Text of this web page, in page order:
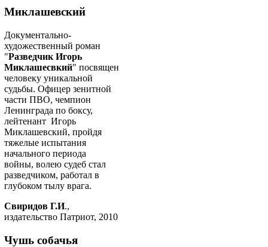
Миклашевский
Документально-
художественный роман
"Разведчик Игорь
Миклашесвкий" посвящен
человеку уникальной
судьбы. Офицер зенитной
части ПВО, чемпион
Ленинграда по боксу,
лейтенант Игорь
Миклашевский, пройдя
тяжелые испытания
начального периода
войны, волею судеб стал
разведчиком, работал в
глубоком тылу врага.
Свиридов Г.И.,
издательство Патриот, 2010
Чушь собачья